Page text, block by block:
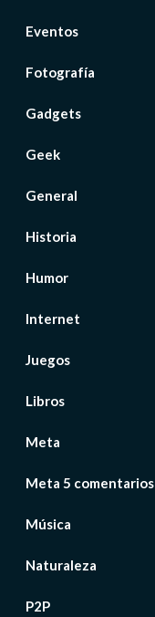
Eventos
Fotografía
Gadgets
Geek
General
Historia
Humor
Internet
Juegos
Libros
Meta
Meta 5 comentarios
Música
Naturaleza
P2P